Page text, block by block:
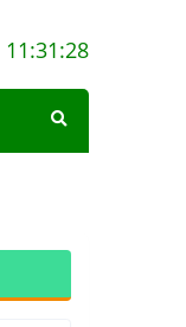
11:31:28